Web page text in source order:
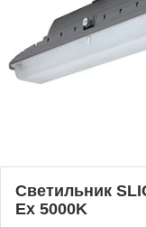
Светильник
Ex 5000K